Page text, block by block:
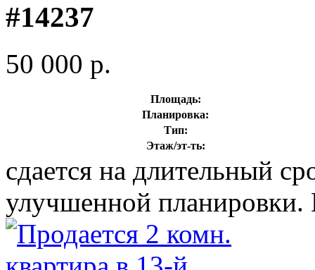
#14237
50 000 р.
Площадь:
Планировка:
Тип:
Этаж/эт-ть:
сдается на длительный
улучшенной планировки.